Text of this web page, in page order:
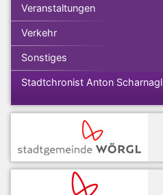
Veranstaltungen
Verkehr
Sonstiges
Stadtchronist Anton Scharnagl